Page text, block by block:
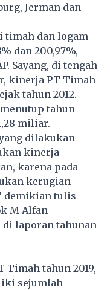
Jerman dan
timah dan logam
dan 200,97%,
Sayang, di tengah
kinerja PT Timah
tahun 2012.
tahun
miliar.
dilakukan
kinerja
karena pada
kerugian
demikian tulis
M Alfan
di laporan tahunan
Timah tahun 2019,
sejumlah